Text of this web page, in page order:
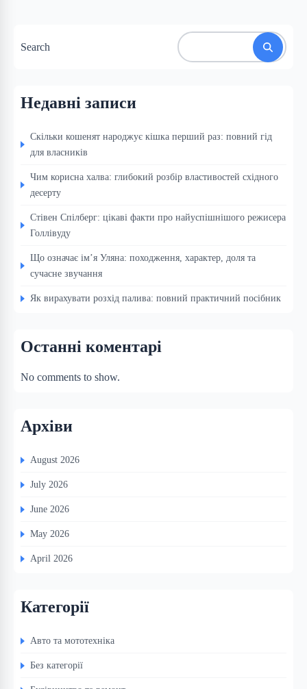
Search
Недавні записи
Скільки кошенят народжує кішка перший раз: повний гід
для власників
Чим корисна халва: глибокий розбір властивостей східного
десерту
Стівен Спілберг: цікаві факти про найуспішнішого режисера
Голлівуду
Що означає ім’я Уляна: походження, характер, доля та
сучасне звучання
Як вирахувати розхід палива: повний практичний посібник
Останні коментарі
No comments to show.
Архіви
August 2026
July 2026
June 2026
May 2026
April 2026
Категорії
Авто та мототехніка
Без категорії